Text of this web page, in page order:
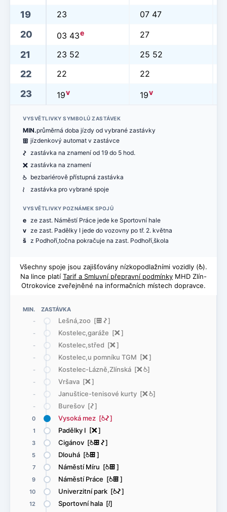
MIN. ZASTÁVKA
-
Lešná,zoo [æó]
- Kostelec,garáže [ë]
- Kostelec,střed [ë]
- Kostelec,u pomníku TGM [ë]
- Kostelec-Lázně,Zlínská [ë@]
- Vršava [ë]
- Januštice-tenisové kurty [ë@]
- Burešov [ó]
0 Vysoká mez [@ó]
1 Padělky I [ë]
3 Cigánov [@æó]
5 Dlouhá [@æ]
7 Náměstí Míru [@æ]
9 Náměstí Práce [@æ]
10 Univerzitní park [@ó]
12 Sportovní hala [<]
19 23 07 47
20 03 43e 27
21 23 52 25 52
22 22 22
23 19v 19v
VYSVĚTLIVKY SYMBOLŮ ZASTÁVEK
MIN.průměrná doba jízdy od vybrané zastávky
æ jízdenkový automat v zastávce
ó zastávka na znamení od 19 do 5 hod.
ë zastávka na znamení
@ bezbariérově přístupná zastávka
< zastávka pro vybrané spoje
VYSVĚTLIVKY POZNÁMEK SPOJŮ
e ze zast. Náměstí Práce jede ke Sportovní hale
v ze zast. Padělky I jede do vozovny po tř. 2. května
š z Podhoří,točna pokračuje na zast. Podhoří,škola
Všechny spoje jsou zajišťovány nízkopodlažními vozidly (@).
Na lince platí Tarif a Smluvní přepravní podmínky MHD Zlín-
Otrokovice zveřejněné na informačních místech dopravce.